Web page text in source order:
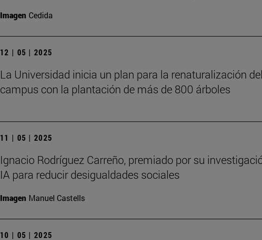
Imagen Cedida
12 | 05 | 2025
La Universidad inicia un plan para la renaturalización del
campus con la plantación de más de 800 árboles
11 | 05 | 2025
Ignacio Rodríguez Carreño, premiado por su
IA para reducir desigualdades sociales
Imagen Manuel Castells
10 | 05 | 2025